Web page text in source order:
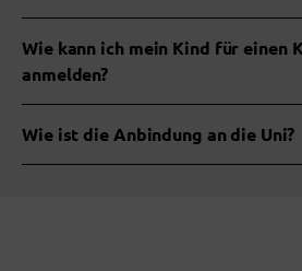
Wie kann ich mein Kind für einen
anmelden?
Wie ist die Anbindung an die Uni?